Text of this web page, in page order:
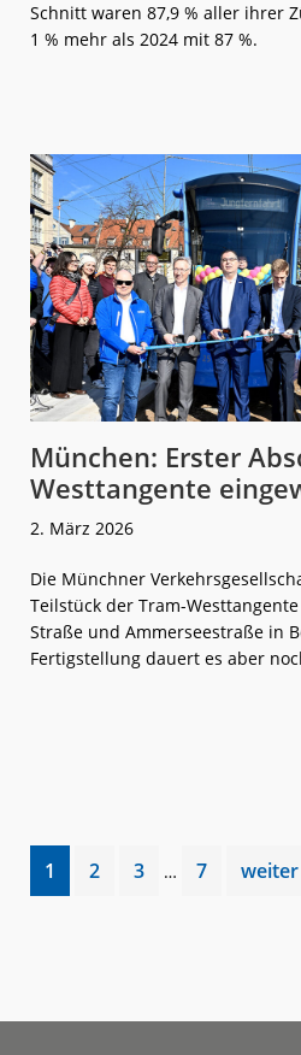
Schnitt waren 87,9 % aller ihrer
1 % mehr als 2024 mit 87 %.
München: Erster
Westtangente
2. März 2026
Die Münchner
Teilstück der Tram-
Straße und Ammerseestraße in
Fertigstellung dauert es aber
Go
to
1
Go
2
Go
3
pages
…
Go
7